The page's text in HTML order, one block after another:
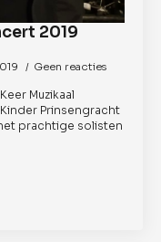
2019
Geen reacties
Muzikaal
Prinsengracht
prachtige solisten